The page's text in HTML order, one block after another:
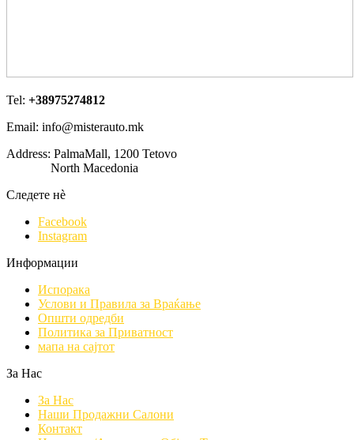
Tel: +38975274812
Email: info@misterauto.mk
Address: PalmaMall, 1200 Tetovo
North Macedonia
Следете нè
Facebook
Instagram
Информации
Испорака
Услови и Правила за Враќање
Општи одредби
Политика за Приватност
мапа на сајтот
За Нас
За Нас
Наши Продажни Салони
Контакт